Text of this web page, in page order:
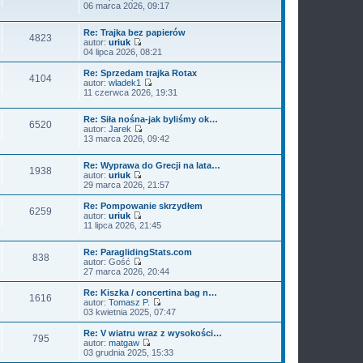
s
t
z
p
o
o
w
s
z
y
p
s
t
t
j
n
z
y
t
W
ś
w
e
t
l
a
n
o
s
p
s
t
06 marca 2026, 09:17
4823
Re: Trajka bez papierów
autor: uriuk
W
y
ś
w
i
e
t
l
a
n
o
s
z
y
o
t
04 lipca 2026, 08:21
4104
Re: Sprzedam trajka Rotax
autor: wladek1
W
ś
w
e
n
j
n
o
s
p
s
t
11 czerwca 2026, 19:31
6520
Re: Siła nośna-jak byliśmy ok…
autor: Jarek
W
y
ś
w
e
t
l
a
n
o
s
z
y
p
o
s
t
13 marca 2026, 09:42
1938
Re: Wyprawa do Grecji na lata…
autor: uriuk
W
y
ś
w
i
e
t
l
a
j
n
o
w
y
p
o
29 marca 2026, 21:57
6259
Re: Pompowanie skrzydłem
autor: uriuk
W
ś
w
e
t
l
n
a
j
n
o
w
11 lipca 2026, 21:45
838
Re: ParaglidingStats.com
autor: Gość
W
y
ś
w
i
e
l
n
a
27 marca 2026, 20:44
1616
Re: Kiszka / concertina bag n…
autor: Tomasz P.
W
y
ś
w
i
e
03 kwietnia 2025, 07:47
795
Re: V wiatru wraz z wysokości…
autor: matgaw
W
y
03 grudnia 2025, 15:33